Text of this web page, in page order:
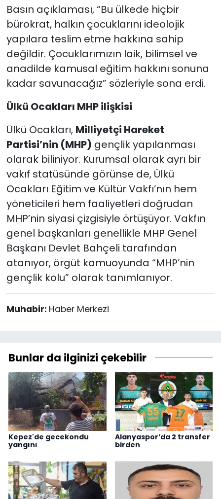
Basın açıklaması, “Bu ülkede hiçbir
bürokrat, halkın çocuklarını ideolojik
yapılara teslim etme hakkına sahip
değildir. Çocuklarımızın laik, bilimsel ve
anadilde kamusal eğitim hakkını sonuna
kadar savunacağız” sözleriyle sona erdi.
Ülkü Ocakları MHP ilişkisi
Ülkü Ocakları, Milliyetçi Hareket
Partisi’nin (MHP) gençlik yapılanması
olarak biliniyor. Kurumsal olarak ayrı bir
vakıf statüsünde görünse de, Ülkü
Ocakları Eğitim ve Kültür Vakfı’nın hem
yöneticileri hem faaliyetleri doğrudan
MHP’nin siyasi çizgisiyle örtüşüyor. Vakfın
genel başkanları genellikle MHP Genel
Başkanı Devlet Bahçeli tarafından
atanıyor, örgüt kamuoyunda “MHP’nin
gençlik kolu” olarak tanımlanıyor.
Muhabir: Haber Merkezi
Bunlar da ilginizi çekebilir
Kepez'de gecekondu
yangını
Alanyaspor’da 2 transfer
birden